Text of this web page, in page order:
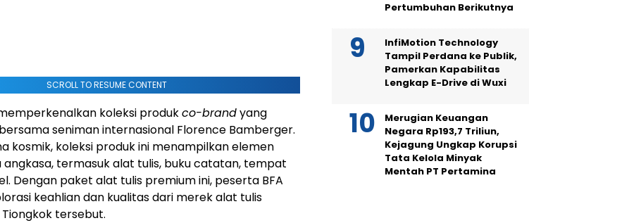
SCROLL TO RESUME CONTENT
koleksi produkco-brandyang
seniman internasional Florence Bamberger.
kosmik, koleksi produk ini menampilkan elemen
termasuk alat tulis, buku catatan, tempat
Dengan paket alat tulis premium ini, peserta BFA
keahlian dan kualitas dari merek alat tulis
tersebut.
Pertumbuhan Berikutnya
InfiMotion Technology
Tampil Perdana ke Publik,
Pamerkan Kapabilitas
Lengkap E-Drive di Wuxi
Merugian Keuangan
Negara Rp193,7 Triliun,
Kejagung Ungkap Korupsi
Tata Kelola Minyak
Mentah PT Pertamina